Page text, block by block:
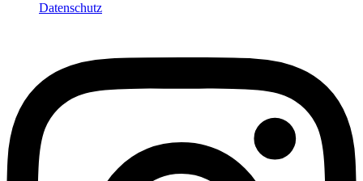
Datenschutz